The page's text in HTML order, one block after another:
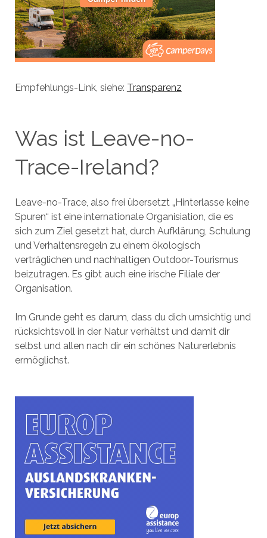
Empfehlungs-Link, siehe: Transparenz
Was ist Leave-no-
Trace-Ireland?
Leave-no-Trace, also frei übersetzt „Hinterlasse keine
Spuren“ ist eine internationale Organisiation, die es
sich zum Ziel gesetzt hat, durch Aufklärung, Schulung
und Verhaltensregeln zu einem ökologisch
verträglichen und nachhaltigen Outdoor-Tourismus
beizutragen. Es gibt auch eine irische Filiale der
Organisation.
Im Grunde geht es darum, dass du dich umsichtig und
rücksichtsvoll in der Natur verhältst und damit dir
selbst und allen nach dir ein schönes Naturerlebnis
ermöglichst.